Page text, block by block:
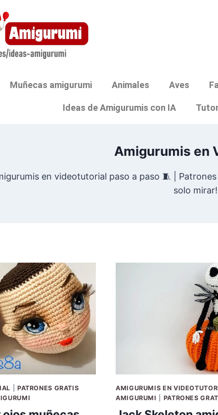
Muñecas amigurumi Animales Aves
Ideas de Amigurumis con IA
Amigurumis en
en videotutorial paso a paso 🧵 |
solo mirar!
PATRONES GRATIS
AMIGURUMIS EN
AMIGURUMI
PATRONES